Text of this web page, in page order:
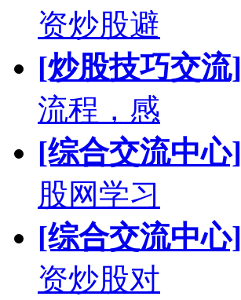
资炒股避
[炒股技巧交流]
流程，感
[综合交流中心]
股网学习
[综合交流中心]
资炒股对